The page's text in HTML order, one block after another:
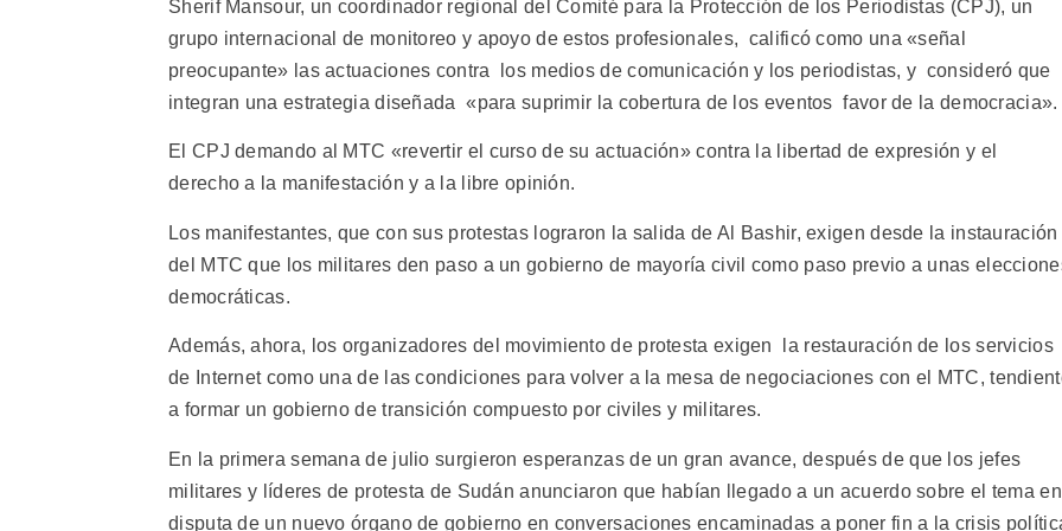
Sherif Mansour, un coordinador regional del Comité para la Protección de los Periodistas (CPJ), un
grupo internacional de monitoreo y apoyo de estos profesionales, calificó como una «señal
preocupante» las actuaciones contra los medios de comunicación y los periodistas, y consideró que
integran una estrategia diseñada «para suprimir la cobertura de los eventos favor de la democracia».
El CPJ demando al MTC «revertir el curso de su actuación» contra la libertad de expresión y el
derecho a la manifestación y a la libre opinión.
Los manifestantes, que con sus protestas lograron la salida de Al Bashir, exigen desde la instauración
del MTC que los militares den paso a un gobierno de mayoría civil como paso previo a unas
democráticas.
Además, ahora, los organizadores del movimiento de protesta exigen la restauración de los servicios
de Internet como una de las condiciones para volver a la mesa de negociaciones con el MTC,
a formar un gobierno de transición compuesto por civiles y militares.
En la primera semana de julio surgieron esperanzas de un gran avance, después de que los jefes
militares y líderes de protesta de Sudán anunciaron que habían llegado a un acuerdo sobre el tema en
disputa de un nuevo órgano de gobierno en conversaciones encaminadas a poner fin a la crisis